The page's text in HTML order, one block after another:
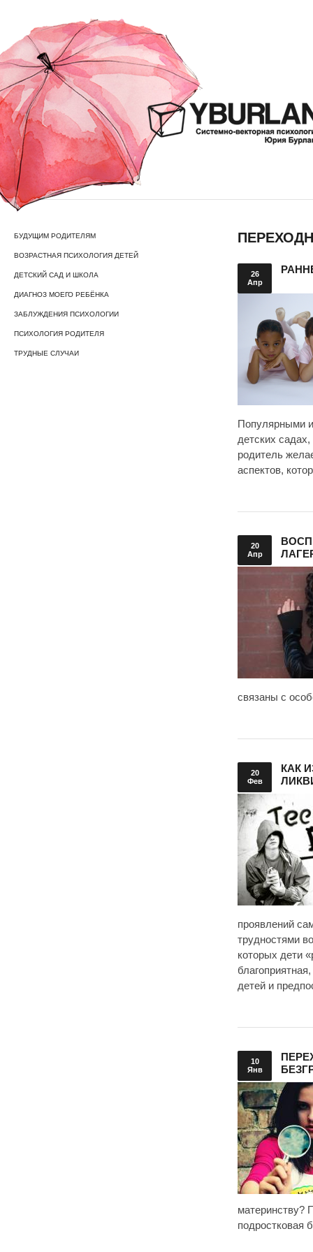
БУДУЩИМ РОДИТЕЛЯМ
ВОЗРАСТНАЯ ПСИХОЛОГИЯ ДЕТЕЙ
ДЕТСКИЙ САД И ШКОЛА
ДИАГНОЗ МОЕГО РЕБЁНКА
ЗАБЛУЖДЕНИЯ ПСИХОЛОГИИ
ПСИХОЛОГИЯ РОДИТЕЛЯ
ТРУДНЫЕ СЛУЧАИ
26
Апр
Популярными
детских
родитель
аспектов,
20
Апр
связаны с
20
Фев
КАК
проявлений
трудностями
которых дети
детей и
10
Янв
материнству?
подростковая